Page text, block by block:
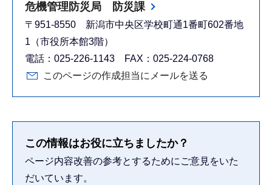
危機管理防災局 防災課
〒951-8550 新潟市中央区学校町通1番町602番地
1（市役所本館3階）
電話：025-226-1143 FAX：025-224-0768
このページの作成担当にメールを送る
この情報はお役に立ちましたか？
ページ内容改善の参考とするためにご意見をいた
だいています。